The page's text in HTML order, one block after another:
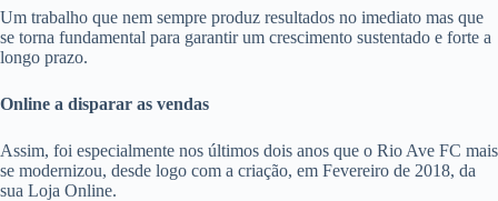
Um trabalho que nem sempre produz resultados no imediato mas que
se torna fundamental para garantir um crescimento sustentado e forte a
longo prazo.
Online a disparar as vendas
Assim, foi especialmente nos últimos dois anos que o Rio Ave FC mais
se modernizou, desde logo com a criação, em Fevereiro de 2018, da
sua Loja Online.